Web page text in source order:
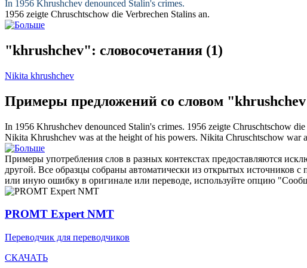
In 1956 Khrushchev denounced Stalin's crimes.
1956 zeigte Chruschtschow die Verbrechen Stalins an.
"khrushchev": словосочетания (1)
Nikita khrushchev
Примеры предложений со словом
In 1956 Khrushchev denounced Stalin's crimes. 1956 zeigte Chruschtschow die
Nikita Khrushchev was at the height of his powers. Nikita Chruschtschow war
Примеры употребления слов в разных контекстах предоставляются
другой. Все образцы собраны автоматически из открытых
или иную ошибку в оригинале или переводе, используйте опцию
PROMT Expert NMT
Переводчик для переводчиков
СКАЧАТЬ